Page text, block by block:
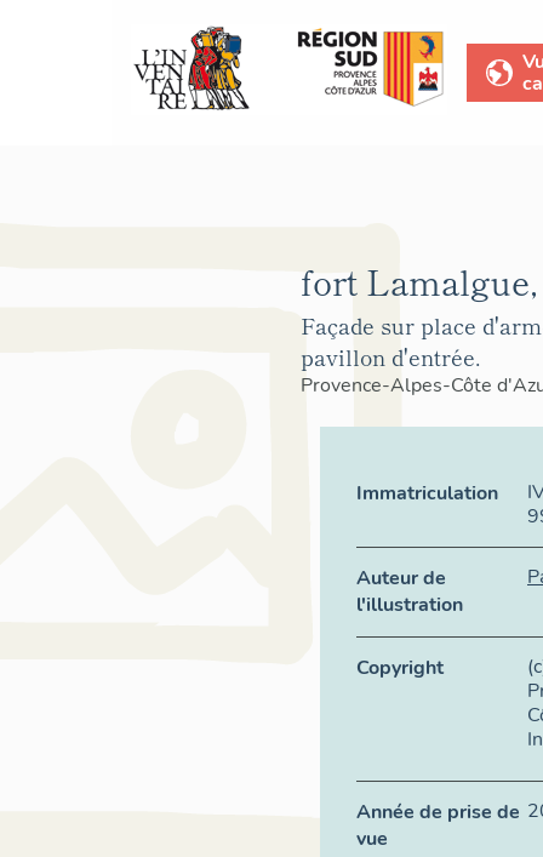
fort Lamalgue,
Façade sur place
pavillon d'entrée.
Provence-Alpes-Côte
Immatriculation
Auteur de
l'illustration
Copyright
Année de prise de
vue